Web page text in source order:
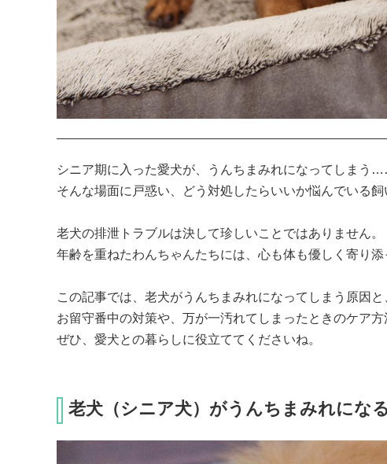
シニア期に入った愛犬が、うんちまみれになってしまう
そんな場面に戸惑い、どう対処したらいいか悩んでいる
老犬の排泄トラブルは決して珍しいことではありません。
年齢を重ねたわんちゃんたちには、心も体も優しく寄り添
この記事では、老犬がうんちまみれになってしまう原因
お留守番中の対策や、万が一汚れてしまったときのケア方
ぜひ、愛犬との暮らしに役立ててくださいね。
老犬（シニア犬）がうんちまみれにな